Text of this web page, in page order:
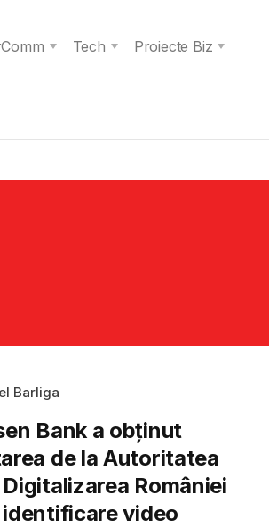
Tech
Proiecte Biz
Barliga
Bank a obținut
de la Autoritatea
României
video